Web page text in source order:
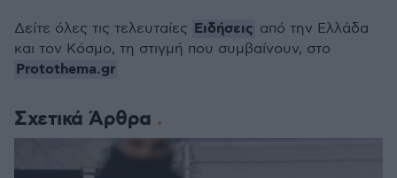
Σχετικά Άρθρα
Δείτε όλες τις τελευταίες Ειδήσεις από την Ελλάδα
και τον Κόσμο, τη στιγμή που συμβαίνουν, στο
Protothema.gr